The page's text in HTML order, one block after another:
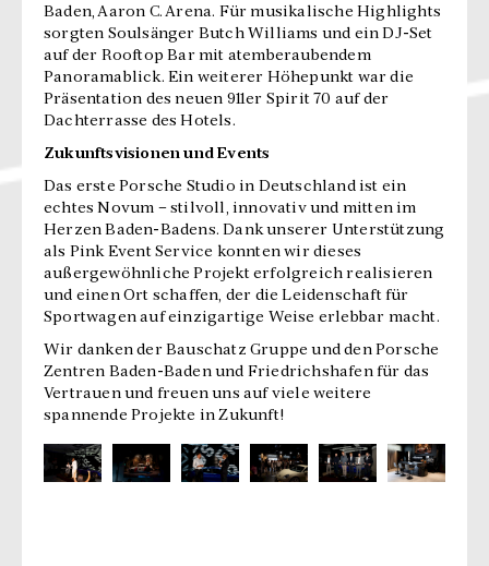
Baden, Aaron C. Arena. Für musikalische Highlights
sorgten Soulsänger Butch Williams und ein DJ-Set
auf der Rooftop Bar mit atemberaubendem
Panoramablick. Ein weiterer Höhepunkt war die
Präsentation des neuen 911er Spirit 70 auf der
Dachterrasse des Hotels.
Zukunftsvisionen und Events
Das erste Porsche Studio in Deutschland ist ein
echtes Novum – stilvoll, innovativ und mitten im
Herzen Baden-Badens. Dank unserer Unterstützung
als Pink Event Service konnten wir dieses
außergewöhnliche Projekt erfolgreich realisieren
und einen Ort schaffen, der die Leidenschaft für
Sportwagen auf einzigartige Weise erlebbar macht.
Wir danken der Bauschatz Gruppe und den Porsche
Zentren Baden-Baden und Friedrichshafen für das
Vertrauen und freuen uns auf viele weitere
spannende Projekte in Zukunft!